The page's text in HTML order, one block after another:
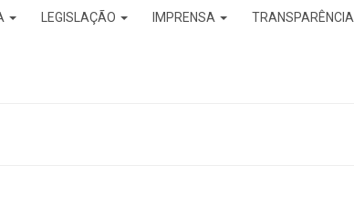
LEGISLAÇÃO IMPRENSA TRANSPARÊNCIA